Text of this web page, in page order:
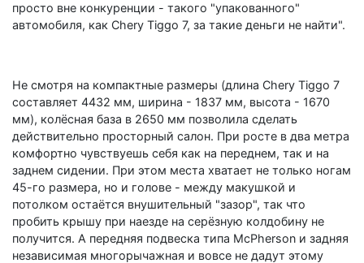
просто вне конкуренции - такого "упакованного"
автомобиля, как Chery Tiggo 7, за такие деньги не найти".
Не смотря на компактные размеры (длина Chery Tiggo 7
составляет 4432 мм, ширина - 1837 мм, высота - 1670
мм), колёсная база в 2650 мм позволила сделать
действительно просторный салон. При росте в два метра
комфортно чувствуешь себя как на переднем, так и на
заднем сидении. При этом места хватает не только ногам
45-го размера, но и голове - между макушкой и
потолком остаётся внушительный "зазор", так что
пробить крышу при наезде на серёзную колдобину не
получится. А передняя подвеска типа McPherson и задняя
независимая многорычажная и вовсе не дадут этому